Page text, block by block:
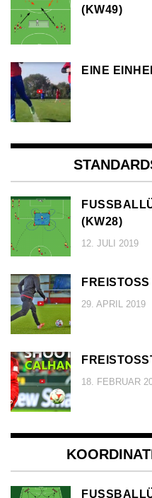
KW49)
EINE
KW28)
12. JULI 2019
FREISTOSS
29. APRIL 2019
18. FEBRUAR